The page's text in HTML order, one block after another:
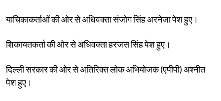
याचिकाकर्ताओं की ओर से अधिवक्ता संजोग सिंह अरनेजा पेश हुए।
शिकायतकर्ता की ओर से अधिवक्ता हरजस सिंह पेश हुए।
दिल्ली सरकार की ओर से अतिरिक्त लोक अभियोजक (एपीपी) अश्नीत
पेश हुए।